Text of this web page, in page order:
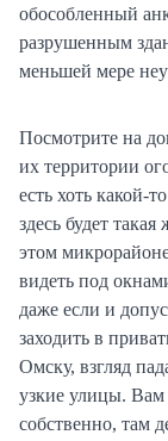
обособленный
разрушенным
меньшей мере
Посмотрите на
их территории
есть хоть какой-
здесь будет
этом
видеть под
даже если и
заходить в
Омску, взгляд
узкие улицы. Вам
собственно, там